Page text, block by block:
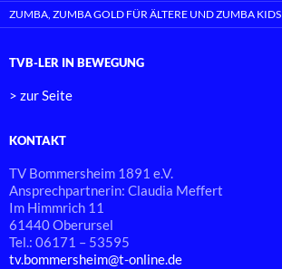
ZUMBA, ZUMBA GOLD FÜR ÄLTERE UND ZUMBA KIDS
TVB-LER IN BEWEGUNG
> zur Seite
KONTAKT
TV Bommersheim 1891 e.V.
Ansprechpartnerin: Claudia Meffert
Im Himmrich 11
61440 Oberursel
Tel.: 06171 – 53595
tv.bommersheim@t-online.de